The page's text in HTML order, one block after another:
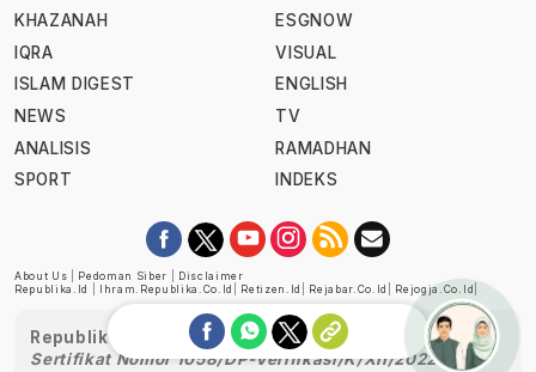
KHAZANAH
IQRA
ISLAM DIGEST
NEWS
ANALISIS
SPORT
ESGNOW
VISUAL
ENGLISH
TV
RAMADHAN
INDEKS
About Us Pedoman Siber
Disclaimer
Republika.id
Ihram.republika.co.id Retizen.id Rejabar.co.id Rejogja.co.id
Republika telah diverifikasi oleh Dewan Pers
Sertifikat Nomor 1058/DP-Verifikasi/K/XII/2022